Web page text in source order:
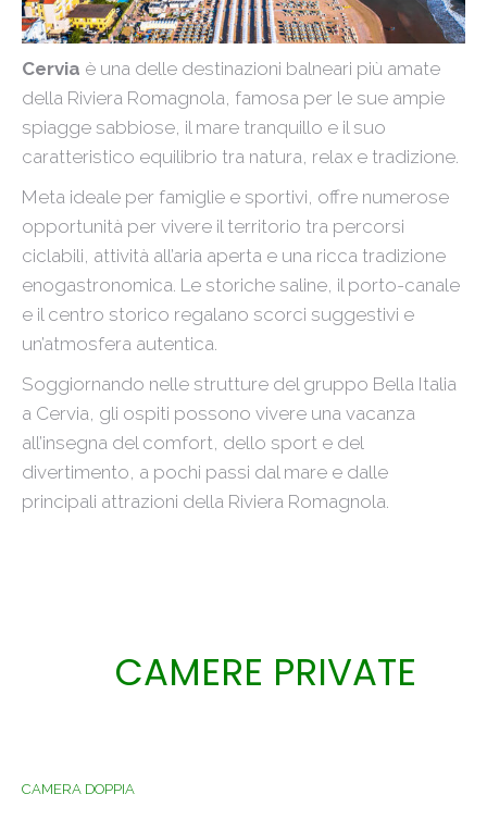
Cervia è una delle destinazioni balneari più amate
della Riviera Romagnola, famosa per le sue ampie
spiagge sabbiose, il mare tranquillo e il suo
caratteristico equilibrio tra natura, relax e tradizione.
Meta ideale per famiglie e sportivi, offre numerose
opportunità per vivere il territorio tra percorsi
ciclabili, attività all’aria aperta e una ricca tradizione
enogastronomica. Le storiche saline, il porto-canale
e il centro storico regalano scorci suggestivi e
un’atmosfera autentica.
Soggiornando nelle strutture del gruppo Bella Italia
a Cervia, gli ospiti possono vivere una vacanza
all’insegna del comfort, dello sport e del
divertimento, a pochi passi dal mare e dalle
principali attrazioni della Riviera Romagnola.
CAMERE PRIVATE
CAMERA DOPPIA